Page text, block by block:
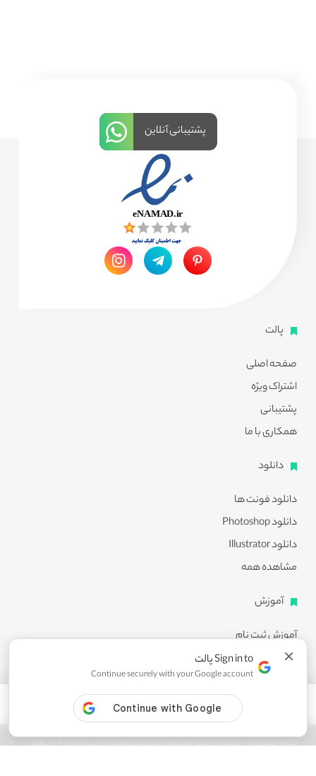
پالت
صفحه اصلی
اشتراک ویژه
پشتیبانی
همکاری با ما
دانلود
دانلود فونت ها
دانلود Photoshop
دانلود Illustrator
مشاهده همه
آموزش
آموزش ثبت نام
آموزش دانلود
آموزش ویرایش طرح ها
مشاهده همه
پشتیبانی آنلاین
کلیه حقوق این سایت نزد پالت محفوظ میباشد و هرگونه کپی برداری از آن طبق
× Sign in to پالت
Continue securely with your Google account